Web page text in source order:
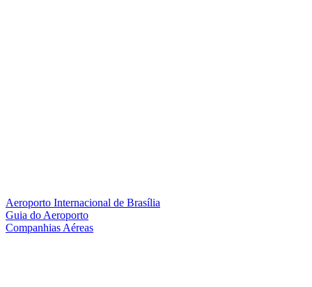
Aeroporto Internacional de Brasília
Guia do Aeroporto
Companhias Aéreas